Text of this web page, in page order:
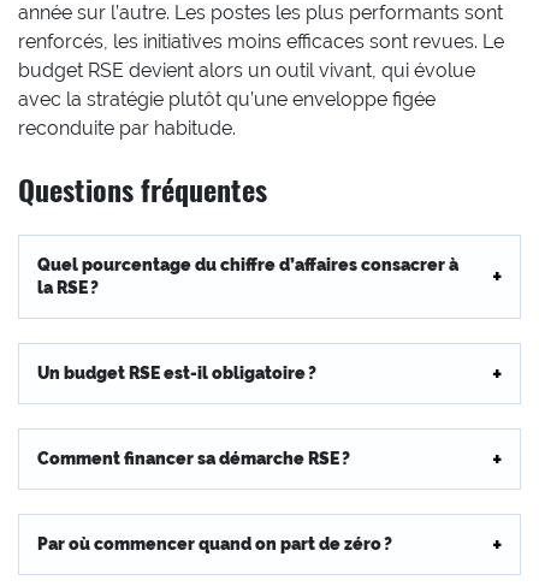
année sur l’autre. Les postes les plus performants sont
renforcés, les initiatives moins efficaces sont revues. Le
budget RSE devient alors un outil vivant, qui évolue
avec la stratégie plutôt qu’une enveloppe figée
reconduite par habitude.
Questions fréquentes
Quel pourcentage du chiffre d’affaires consacrer à
la RSE ?
Un budget RSE est-il obligatoire ?
Comment financer sa démarche RSE ?
Par où commencer quand on part de zéro ?